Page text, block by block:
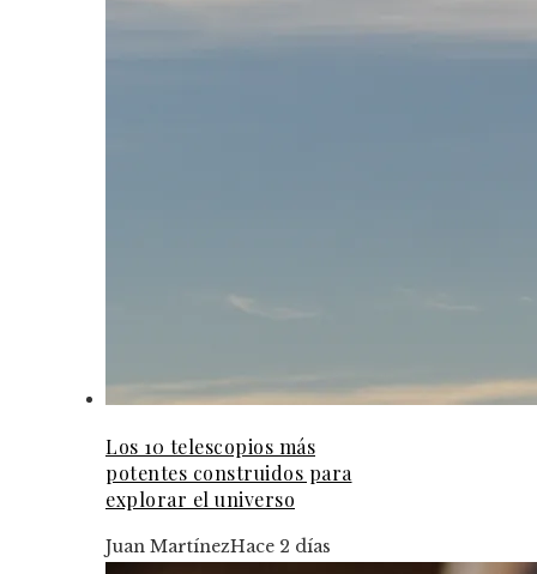
Los 10 telescopios más
potentes construidos para
explorar el universo
Juan MartínezHace 2 días